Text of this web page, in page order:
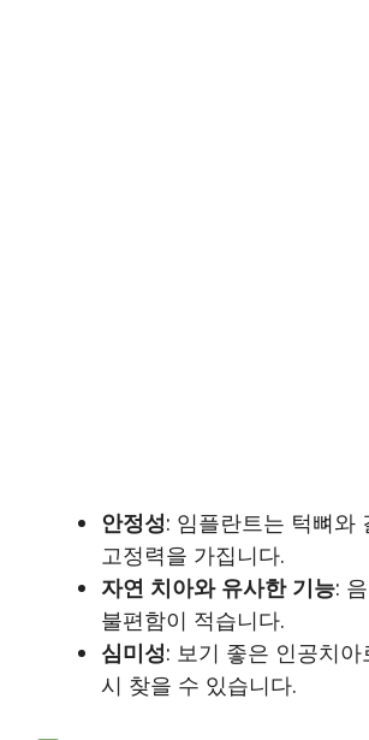
안정성: 임플란트는 턱뼈와
고정력을 가집니다.
자연 치아와 유사한 기능:
불편함이 적습니다.
심미성: 보기 좋은 인공치
시 찾을 수 있습니다.